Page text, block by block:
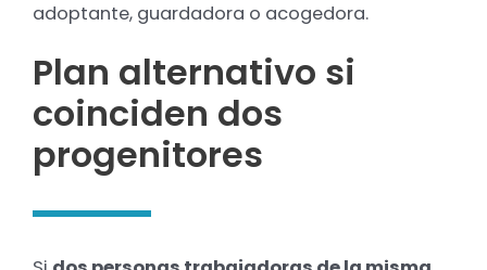
adoptante, guardadora o acogedora.
Plan alternativo si
coinciden dos
progenitores